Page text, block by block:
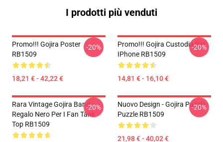
I prodotti più venduti
Promo!!! Gojira Poster
RB1509
18,21 € - 42,22 €
-20%
Promo!!! Gojira Custodia Per
IPhone RB1509
14,81 € - 16,10 €
-20%
Rara Vintage Gojira Band
Regalo Nero Per I Fan Tank
Top RB1509
-20%
Nuovo Design - Gojira Puzzle
Puzzle RB1509
21,98 € - 40,02 €
-20%